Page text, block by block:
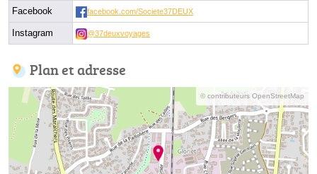
Facebook facebook.com/Societe37DEUX
Instagram @37deuxvoyages
Plan et adresse
© contributeurs OpenStreetMap